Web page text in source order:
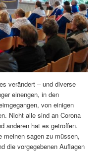
verändert – und diverse
einengen, in den
von einigen
Nicht alle sind an Corona
anderen hat es getroffen.
meinen sagen zu müssen,
die vorgegebenen Auflagen